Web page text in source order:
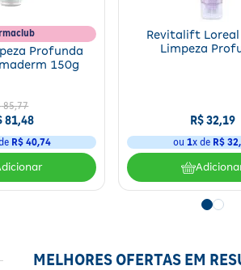
Profunda
150g
85,77
81,48
R$ 40,74
Revitalift Loreal
Limpeza
R$32,19
ou 1x de R$ 32,
MELHORES OFERTAS EM